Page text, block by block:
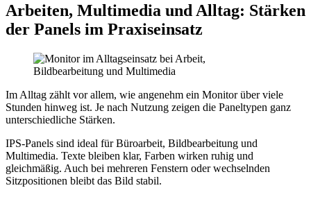
Arbeiten, Multimedia und Alltag: Stärken
der Panels im Praxiseinsatz
Im Alltag zählt vor allem, wie angenehm ein Monitor über viele
Stunden hinweg ist. Je nach Nutzung zeigen die Paneltypen ganz
unterschiedliche Stärken.
IPS-Panels sind ideal für Büroarbeit, Bildbearbeitung und
Multimedia. Texte bleiben klar, Farben wirken ruhig und
gleichmäßig. Auch bei mehreren Fenstern oder wechselnden
Sitzpositionen bleibt das Bild stabil.